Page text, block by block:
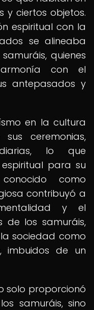
y ciertos objetos.
espiritual con la
se alineaba
quienes
con el
antepasados y
en la cultura
ceremonias,
lo que
para su
como
contribuyó a
y el
de los samuráis,
sociedad como
imbuidos de un
solo proporcionó
samuráis, sino